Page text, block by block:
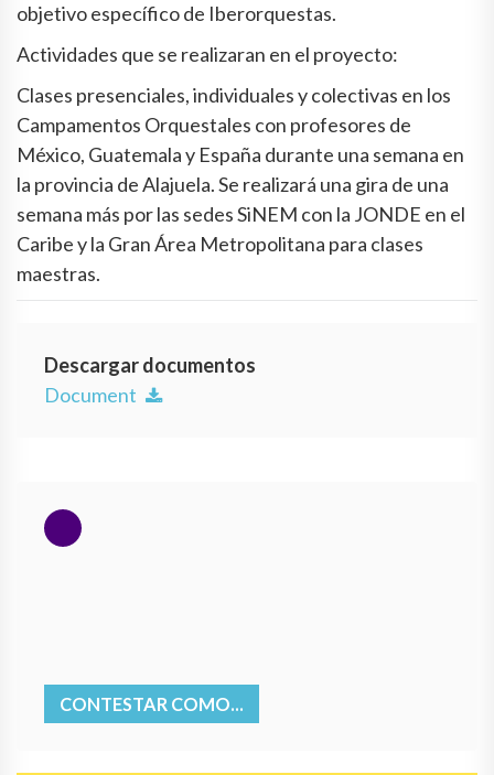
objetivo específico de Iberorquestas.
Actividades que se realizaran en el proyecto:
Clases presenciales, individuales y colectivas en los
Campamentos Orquestales con profesores de
México, Guatemala y España durante una semana en
la provincia de Alajuela. Se realizará una gira de una
semana más por las sedes SiNEM con la JONDE en el
Caribe y la Gran Área Metropolitana para clases
maestras.
Descargar documentos
Document
CONTESTAR COMO...